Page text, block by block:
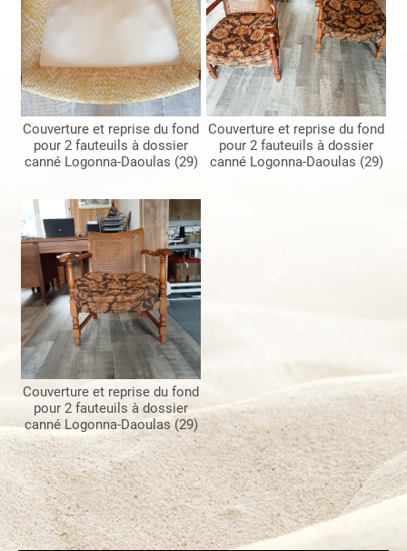
Couverture et reprise du fond
pour 2 fauteuils à dossier
canné Logonna-Daoulas (29)
Couverture et reprise du fond
pour 2 fauteuils à dossier
canné Logonna-Daoulas (29)
Couverture et reprise du fond
pour 2 fauteuils à dossier
canné Logonna-Daoulas (29)